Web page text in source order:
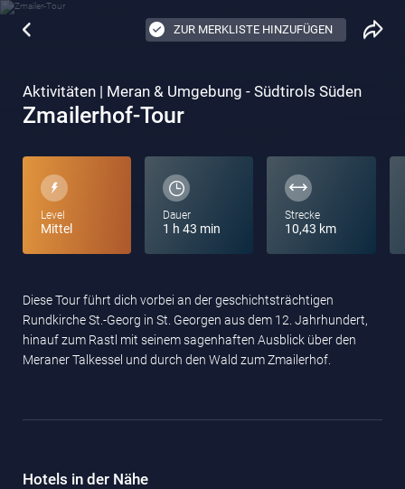
ZUR MERKLISTE HINZUFÜGEN
Aktivitäten | Meran & Umgebung - Südtirols Süden
Zmailerhof-Tour
Level
Mittel
Dauer
1 h 43 min
Strecke
10,43 km
Diese Tour führt dich vorbei an der geschichtsträchtigen
Rundkirche St.-Georg in St. Georgen aus dem 12. Jahrhundert,
hinauf zum Rastl mit seinem sagenhaften Ausblick über den
Meraner Talkessel und durch den Wald zum Zmailerhof.
Hotels in der Nähe